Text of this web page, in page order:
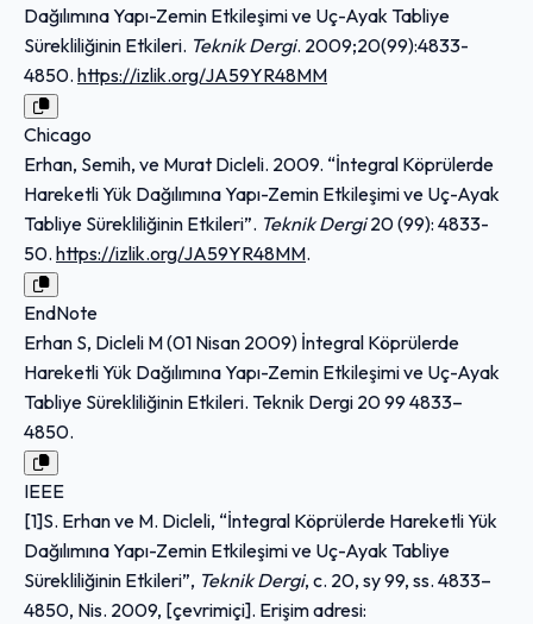
Dağılımına Yapı-Zemin Etkileşimi ve Uç-Ayak Tabliye
Sürekliliğinin Etkileri. Teknik Dergi. 2009;20(99):4833-
4850. https://izlik.org/JA59YR48MM
Chicago
Erhan, Semih, ve Murat Dicleli. 2009. “İntegral Köprülerde
Hareketli Yük Dağılımına Yapı-Zemin Etkileşimi ve Uç-Ayak
Tabliye Sürekliliğinin Etkileri”. Teknik Dergi20 (99): 4833-
50. https://izlik.org/JA59YR48MM.
EndNote
Erhan S, Dicleli M (01 Nisan 2009) İntegral Köprülerde
Hareketli Yük Dağılımına Yapı-Zemin Etkileşimi ve Uç-Ayak
Tabliye Sürekliliğinin Etkileri. Teknik Dergi 20 99 4833–
4850.
IEEE
[1]S. Erhan ve M. Dicleli, “İntegral Köprülerde Hareketli Yük
Dağılımına Yapı-Zemin Etkileşimi ve Uç-Ayak Tabliye
Sürekliliğinin Etkileri”, Teknik Dergi, c. 20, sy 99, ss. 4833–
4850, Nis. 2009, [çevrimiçi]. Erişim adresi: